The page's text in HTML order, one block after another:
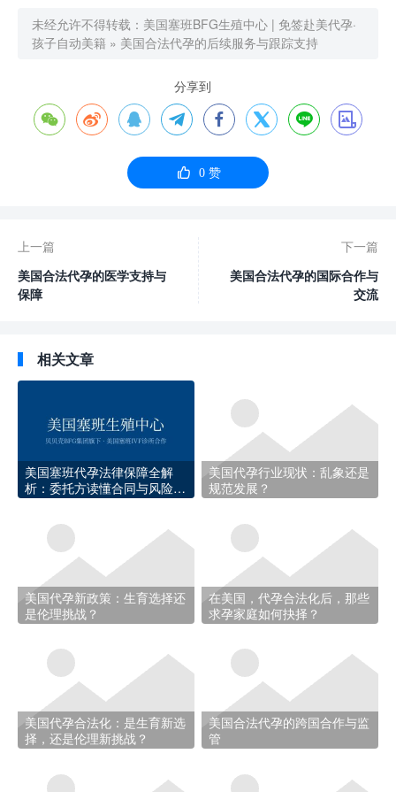
未经允许不得转载： 美国塞班BFG生殖中心 | 免签赴美代孕·
孩子自动美籍 » 美国合法代孕的后续服务与跟踪支持
分享到
       
 0赞
上一篇
美国合法代孕的医学支持与
保障
下一篇
美国合法代孕的国际合作与
交流
相关文章
美国塞班代孕法律保障全解
析：委托方读懂合同与风险防
美国代孕行业现状：乱象还是
规范发展？
美国代孕新政策：生育选择还
是伦理挑战？
在美国，代孕合法化后，那些
求孕家庭如何抉择？
美国代孕合法化：是生育新选
择，还是伦理新挑战？
美国合法代孕的跨国合作与监
管